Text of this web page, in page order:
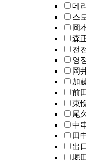
데
스
岡
森
전
영
岡
加
前
東
尾
中
田
出
堀